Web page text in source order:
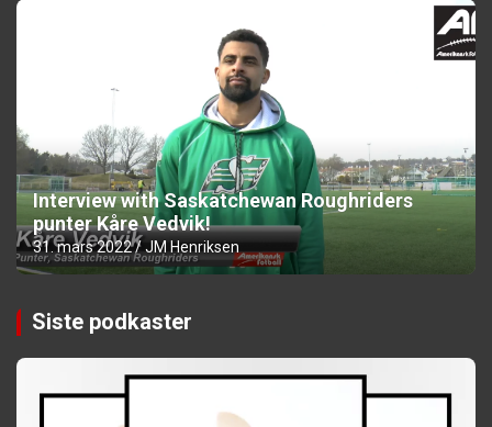
Interview with Saskatchewan Roughriders
punter Kåre Vedvik!
31. mars 2022 JM Henriksen
Siste podkaster